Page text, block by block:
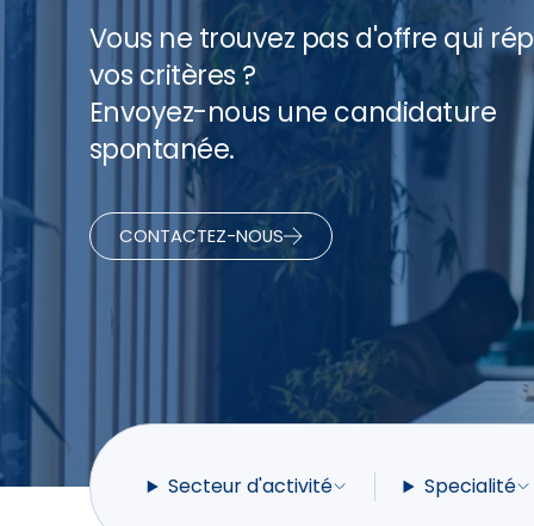
Vous ne trouvez pas d'offre qui
vos critères ?
Envoyez-nous une candidature
spontanée.
CONTACTEZ-NOUS
Secteur d'activité Specialité